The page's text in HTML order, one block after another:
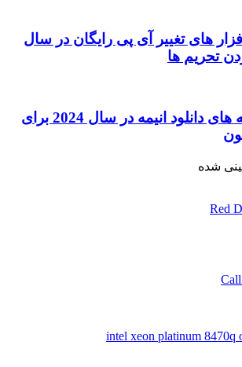
های تغییر آی پی رایگان در سال
بهترین برنامه های دانلود انیمه در سال 2024 برای
شده